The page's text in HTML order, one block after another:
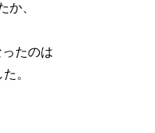
か、
たのは
。